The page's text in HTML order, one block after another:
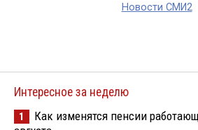
Новости СМИ2
Интересное за неделю
1
Как изменятся пенсии